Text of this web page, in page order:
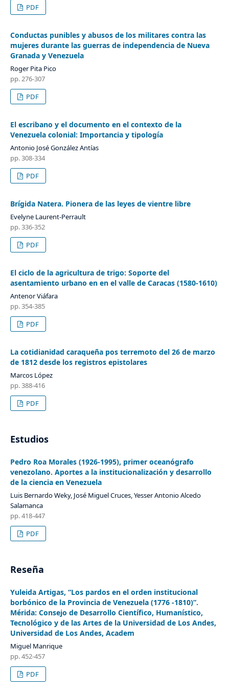
PDF
Conductas punibles y abusos de los militares contra las
mujeres durante las guerras de independencia de Nueva
Granada y Venezuela
Roger Pita Pico
pp. 276-307
PDF
El escribano y el documento en el contexto de la
Venezuela colonial: Importancia y tipología
Antonio José González Antías
pp. 308-334
PDF
Brígida Natera. Pionera de las leyes de vientre libre
Evelyne Laurent-Perrault
pp. 336-352
PDF
El ciclo de la agricultura de trigo: Soporte del
asentamiento urbano en en el valle de Caracas (1580-1610)
Antenor Viáfara
pp. 354-385
PDF
La cotidianidad caraqueña pos terremoto del 26 de marzo
de 1812 desde los registros epistolares
Marcos López
pp. 388-416
PDF
Estudios
Pedro Roa Morales (1926-1995), primer oceanógrafo
venezolano. Aportes a la institucionalización y desarrollo
de la ciencia en Venezuela
Luis Bernardo Weky, José Miguel Cruces, Yesser Antonio Alcedo
Salamanca
pp. 418-447
PDF
Reseña
Yuleida Artigas, “Los pardos en el orden institucional
borbónico de la Provincia de Venezuela (1776 -1810)”.
Mérida: Consejo de Desarrollo Científico, Humanístico,
Tecnológico y de las Artes de la Universidad de Los Andes,
Universidad de Los Andes, Academ
Miguel Manrique
pp. 452-457
PDF